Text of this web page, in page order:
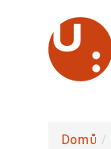
hlavnímu
Domů